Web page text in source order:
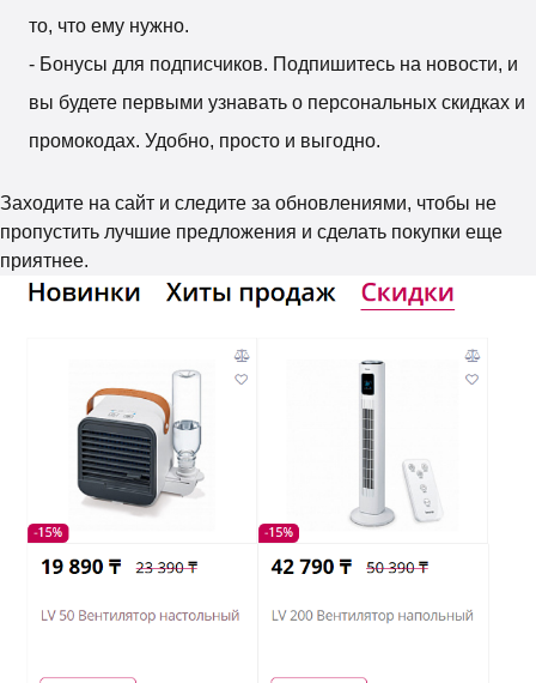
то, что ему нужно.
- Бонусы для подписчиков. Подпишитесь на новости, и
вы будете первыми узнавать о персональных скидках и
промокодах. Удобно, просто и выгодно.
Заходите на сайт и следите за обновлениями, чтобы не
пропустить лучшие предложения и сделать покупки еще
приятнее.